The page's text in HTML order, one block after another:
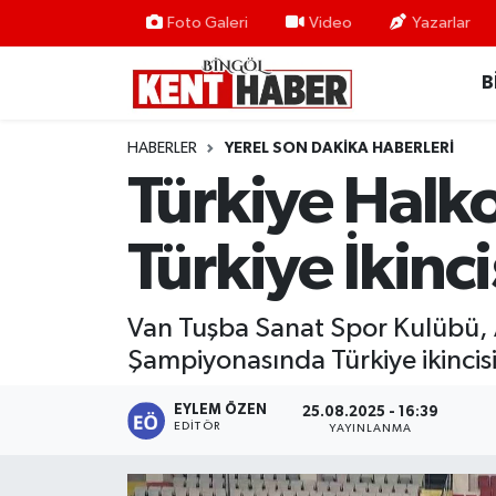
Foto Galeri Video Yazarlar
HABERLER YEREL SON DAKIKA HABERLERI
Türkiye
Türkiye
Van Tuşba Sanat Spor
Şampiyonasında Türkiye
EYLEM ÖZEN
EDITÖR
25.08.2025 - 16:39
YAYINLANMA
BİLİM-TEKNOLOJİ
GÜNDEM
KARLIOVA
Bingöl Nöbetçi Eczaneler
Bingöl Hava Durumu
Bingöl Namaz Vakitleri
Bingöl Trafik Yoğunluk Haritası
Tüm Manşetler
Son Dakika Haberleri
Haber Arşivi